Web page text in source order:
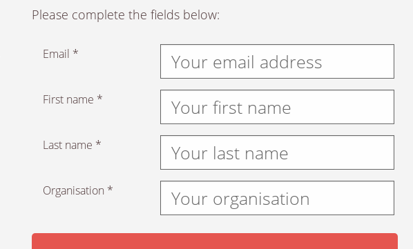
Please complete the fields below:
Email *
First name *
Last name *
Organisation *